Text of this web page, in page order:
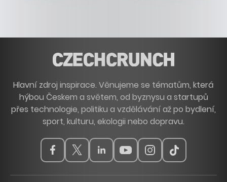
Hlavní zdroj inspirace. Věnujeme se tématům, která
hýbou Českem a světem, od byznysu a startupů
přes technologie, politiku a vzdělávání až po bydlení,
sport, kulturu, ekologii nebo dopravu.